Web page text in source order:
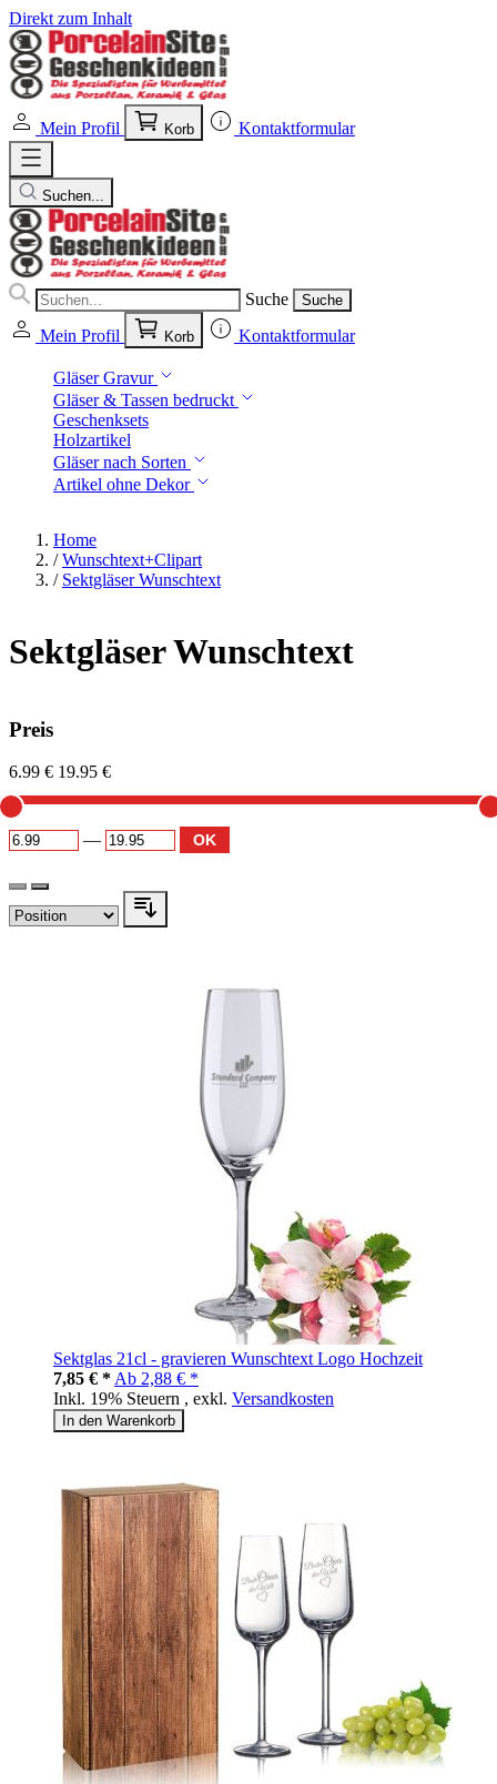
Direkt zum Inhalt
Mein Profil Korb Kontaktformular
Suchen...
Suche Suche
Mein Profil Korb Kontaktformular
Gläser Gravur
Gläser & Tassen bedruckt
Geschenksets
Holzartikel
Gläser nach Sorten
Artikel ohne Dekor
Home
/ Wunschtext+Clipart
/ Sektgläser Wunschtext
Sektgläser Wunschtext
Preis
6.99 € 19.95 €
— OK
Sektglas 21cl - gravieren Wunschtext Logo Hochzeit
7,85 € * Ab 2,88 € *
Inkl. 19% Steuern , exkl. Versandkosten
In den Warenkorb